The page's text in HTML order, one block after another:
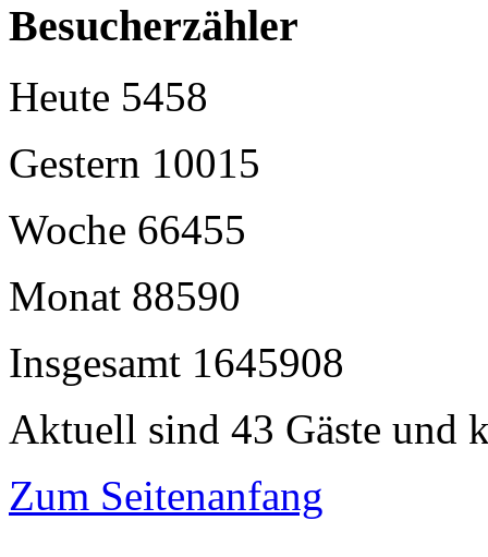
Besucherzähler
Heute 5458
Gestern 10015
Woche 66455
Monat 88590
Insgesamt 1645908
Aktuell sind 43 Gäste und
Zum Seitenanfang